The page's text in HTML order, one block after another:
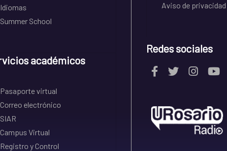
Idiomas
Summer School
académicos
Pasaporte virtual
Correo electrónico
SIAR
Campus Virtual
Registro y Control
Aviso de privacidad
Redes sociales